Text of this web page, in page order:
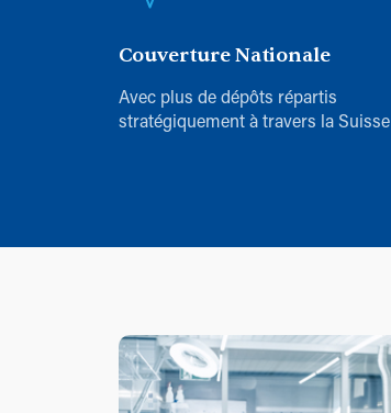
Couverture Nationale
Avec plus de dépôts répartis
stratégiquement à travers la Suisse